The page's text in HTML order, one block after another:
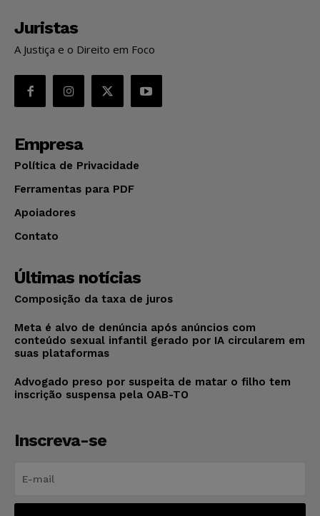
Juristas
A Justiça e o Direito em Foco
Empresa
Política de Privacidade
Ferramentas para PDF
Apoiadores
Contato
Últimas notícias
Composição da taxa de juros
Meta é alvo de denúncia após anúncios com
conteúdo sexual infantil gerado por IA circularem em
suas plataformas
Advogado preso por suspeita de matar o filho tem
inscrição suspensa pela OAB-TO
Inscreva-se